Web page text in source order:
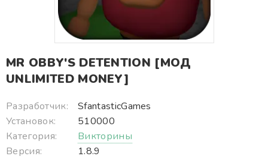
MR OBBY'S DETENTION [МОД
UNLIMITED MONEY]
Разработчик:
SfantasticGames
Установок:
510000
Категория:
Викторины
Версия:
1.8.9